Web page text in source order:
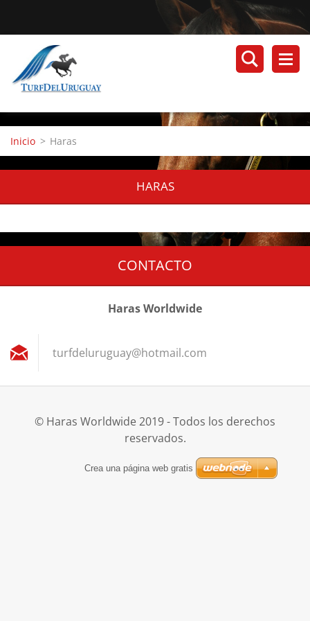
Inicio > Haras
HARAS
CONTACTO
Haras Worldwide
turfdeluruguay@hotmail.com
© Haras Worldwide 2019 - Todos los derechos
reservados.
Crea una página web gratis